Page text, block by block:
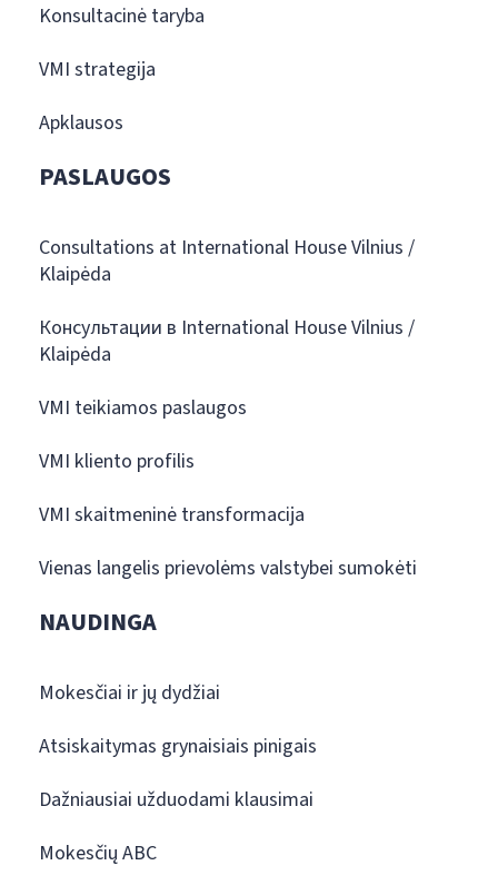
Konsultacinė taryba
VMI strategija
Apklausos
PASLAUGOS
Consultations at International House Vilnius /
Klaipėda
Консультации в International House Vilnius /
Klaipėda
VMI teikiamos paslaugos
VMI kliento profilis
VMI skaitmeninė transformacija
Vienas langelis prievolėms valstybei sumokėti
NAUDINGA
Mokesčiai ir jų dydžiai
Atsiskaitymas grynaisiais pinigais
Dažniausiai užduodami klausimai
Mokesčių ABC